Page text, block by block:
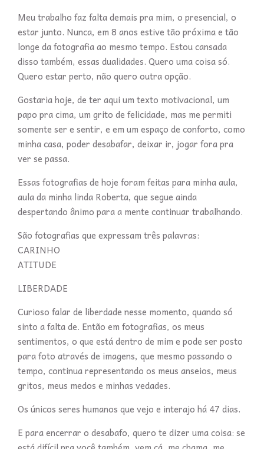
Meu trabalho faz falta demais pra mim, o presencial, o
estar junto. Nunca, em 8 anos estive tão próxima e tão
longe da fotografia ao mesmo tempo. Estou cansada
disso também, essas dualidades. Quero uma coisa só.
Quero estar perto, não quero outra opção.
Gostaria hoje, de ter aqui um texto motivacional, um
papo pra cima, um grito de felicidade, mas me permiti
somente ser e sentir, e em um espaço de conforto, como
minha casa, poder desabafar, deixar ir, jogar fora pra
ver se passa.
Essas fotografias de hoje foram feitas para minha aula,
aula da minha linda Roberta, que segue ainda
despertando ânimo para a mente continuar trabalhando.
São fotografias que expressam três palavras:
CARINHO
ATITUDE
LIBERDADE
Curioso falar de liberdade nesse momento, quando só
sinto a falta de. Então em fotografias, os meus
sentimentos, o que está dentro de mim e pode ser posto
para foto através de imagens, que mesmo passando o
tempo, continua representando os meus anseios, meus
gritos, meus medos e minhas vedades.
Os únicos seres humanos que vejo e interajo há 47 dias.
E para encerrar o desabafo, quero te dizer uma coisa: se